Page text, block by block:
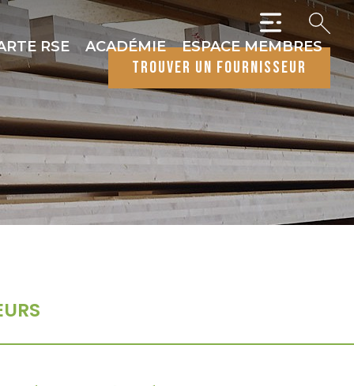
RSE ACADÉMIE ESPACE MEMBRES
trouver un fournisseur